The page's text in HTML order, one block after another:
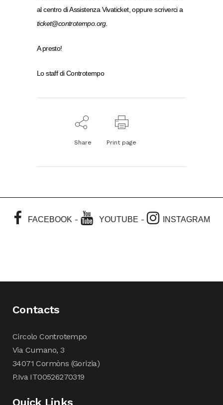
al centro di Assistenza Vivaticket, oppure scriverci a
ticket@controtempo.org.
A presto!
Lo staff di Controtempo
Share Print page
FACEBOOK - YOUTUBE - INSTAGRAM
Contacts
Circolo Controtempo
Via Cumano, 3
34071 Cormòns (Gorizia)
P.Iva IT00526270319
Quick Links